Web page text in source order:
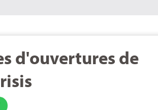
d'ouvertures de